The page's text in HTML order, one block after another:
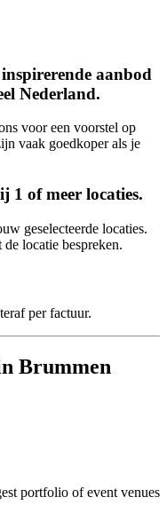
aanbod
Nederland.
voor een voorstel op
vaak goedkoper als je
1 of meer locaties.
geselecteerde locaties.
locatie bespreken.
per factuur.
Brummen
portfolio of event venues